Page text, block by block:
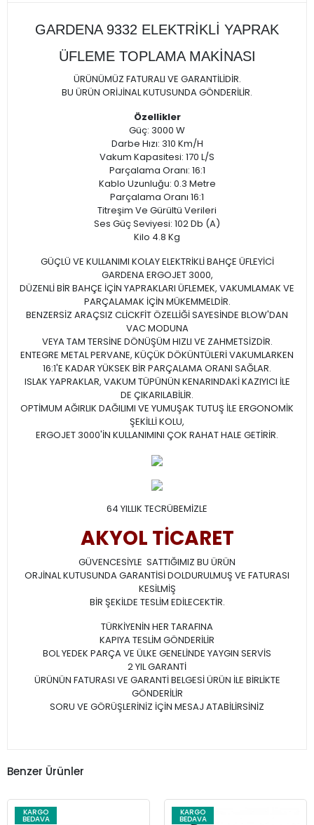
GARDENA 9332 ELEKTRİKLİ YAPRAK
ÜFLEME TOPLAMA MAKİNASI
ÜRÜNÜMÜZ FATURALI VE GARANTİLİDİR.
BU ÜRÜN ORİJİNAL KUTUSUNDA GÖNDERİLİR.
Özellikler
Güç: 3000 W
Darbe Hızı: 310 Km/H
Vakum Kapasitesi: 170 L/S
Parçalama Oranı: 16:1
Kablo Uzunluğu: 0.3 Metre
Parçalama Oranı 16:1
Titreşim Ve Gürültü Verileri
Ses Güç Seviyesi: 102 Db (A)
Kilo 4.8 Kg
GÜÇLÜ VE KULLANIMI KOLAY ELEKTRİKLİ BAHÇE ÜFLEYİCİ
GARDENA ERGOJET 3000,
DÜZENLİ BİR BAHÇE İÇİN YAPRAKLARI ÜFLEMEK, VAKUMLAMAK VE
PARÇALAMAK İÇİN MÜKEMMELDİR.
BENZERSİZ ARAÇSIZ CLİCKFİT ÖZELLİĞİ SAYESİNDE BLOW'DAN
VAC MODUNA
VEYA TAM TERSİNE DÖNÜŞÜM HIZLI VE ZAHMETSİZDİR.
ENTEGRE METAL PERVANE, KÜÇÜK DÖKÜNTÜLERİ VAKUMLARKEN
16:1'E KADAR YÜKSEK BİR PARÇALAMA ORANI SAĞLAR.
ISLAK YAPRAKLAR, VAKUM TÜPÜNÜN KENARINDAKİ KAZIYICI İLE
DE ÇIKARILABİLİR.
OPTİMUM AĞIRLIK DAĞILIMI VE YUMUŞAK TUTUŞ İLE ERGONOMİK
ŞEKİLLİ KOLU,
ERGOJET 3000'İN KULLANIMINI ÇOK RAHAT HALE GETİRİR.
64 YILLIK TECRÜBEMİZLE
AKYOL TİCARET
GÜVENCESİYLE SATTIĞIMIZ BU ÜRÜN
ORJİNAL KUTUSUNDA GARANTİSİ DOLDURULMUŞ VE FATURASI
KESİLMİŞ
BİR ŞEKİLDE TESLİM EDİLECEKTİR.
TÜRKİYENİN HER TARAFINA
KAPIYA TESLİM GÖNDERİLİR
BOL YEDEK PARÇA VE ÜLKE GENELİNDE YAYGIN SERVİS
2 YIL GARANTİ
ÜRÜNÜN FATURASI VE GARANTİ BELGESİ ÜRÜN İLE BİRLİKTE
GÖNDERİLİR
SORU VE GÖRÜŞLERİNİZ İÇİN MESAJ ATABİLİRSİNİZ
Benzer Ürünler
KARGO
BEDAVA
KARGO
BEDAVA